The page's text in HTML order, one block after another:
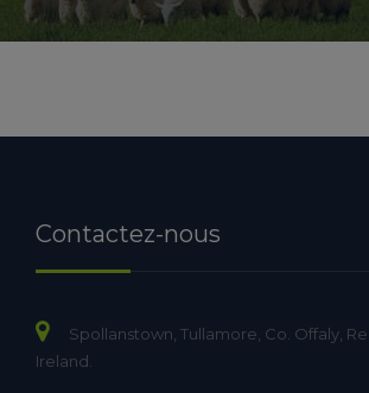
Contactez-nous
Spollanstown, Tullamore, Co. Offaly,
Ireland.